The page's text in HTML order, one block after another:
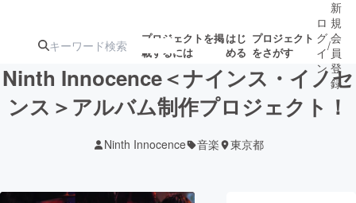
プロジェクトを掲
載するには
はじ
める
プロジェクト
をさがす
ターン
ジェクト
募集終了が近いプ
ロジェクト
ロ
グ
イ
ン
/
新
規
会
員
登
録
Ninth Innocence＜ナインス・イノセ
ンス＞アルバム制作プロジェクト！
Ninth Innocence 音楽 東京都